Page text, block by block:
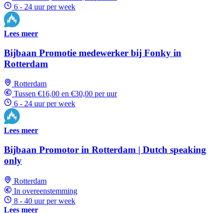
6 - 24 uur per week
Lees meer
Bijbaan Promotie medewerker bij Fonky in
Rotterdam
Rotterdam
Tussen €16,00 en €30,00 per uur
6 - 24 uur per week
Lees meer
Bijbaan Promotor in Rotterdam | Dutch speaking
only
Rotterdam
In overeenstemming
8 - 40 uur per week
Lees meer